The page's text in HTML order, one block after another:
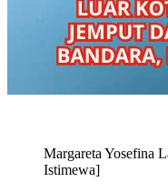
Margareta Yosefina
Istimewa]